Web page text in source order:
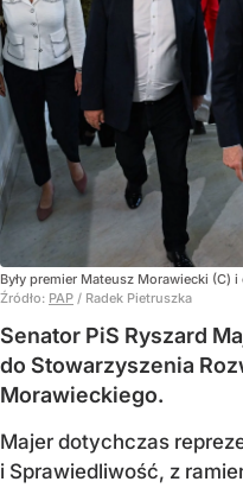
Były premier Mateusz Morawiecki (C)
Źródło: PAP / Radek Pietruszka
Senator PiS Ryszard
do Stowarzyszenia
Morawieckiego.
Majer dotychczas
i Sprawiedliwość, z